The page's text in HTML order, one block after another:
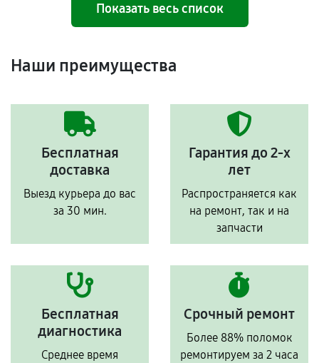
Показать весь список
Наши преимущества
Бесплатная
доставка
Выезд курьера до вас
за 30 мин.
Гарантия до 2-х
лет
Распространяется как
на ремонт, так и на
запчасти
Бесплатная
диагностика
Среднее время
Срочный ремонт
Более 88% поломок
ремонтируем за 2 часа